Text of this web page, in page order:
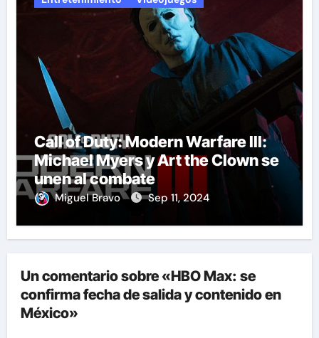
Call of Duty: Modern Warfare III:
Michael Myers y Art the Clown se
unen al combate
Miguel Bravo Sep 11, 2024
Un comentario sobre «HBO Max: se
confirma fecha de salida y contenido en
México»